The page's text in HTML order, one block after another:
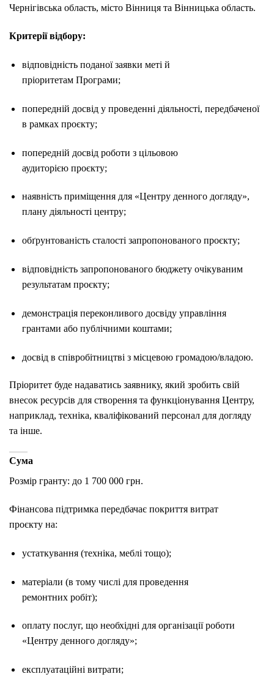
Чернігівська область, місто Вінниця та Вінницька область.
Критерії відбору:
відповідність поданої заявки меті й
пріоритетам Програми;
попередній досвід у проведенні діяльності, передбаченої
в рамках проєкту;
попередній досвід роботи з цільовою
аудиторією проєкту;
наявність приміщення для «Центру денного догляду»,
плану діяльності центру;
обґрунтованість сталості запропонованого проєкту;
відповідність запропонованого бюджету очікуваним
результатам проєкту;
демонстрація переконливого досвіду управління
грантами або публічними коштами;
досвід в співробітництві з місцевою громадою/владою.
Пріоритет буде надаватись заявнику, який зробить свій
внесок ресурсів для створення та функціонування Центру,
наприклад, техніка, кваліфікований персонал для догляду
та інше.
Сума
Розмір гранту: до 1 700 000 грн.
Фінансова підтримка передбачає покриття витрат
проєкту на:
устаткування (техніка, меблі тощо);
матеріали (в тому числі для проведення
ремонтних робіт);
оплату послуг, що необхідні для організації роботи
«Центру денного догляду»;
експлуатаційні витрати;